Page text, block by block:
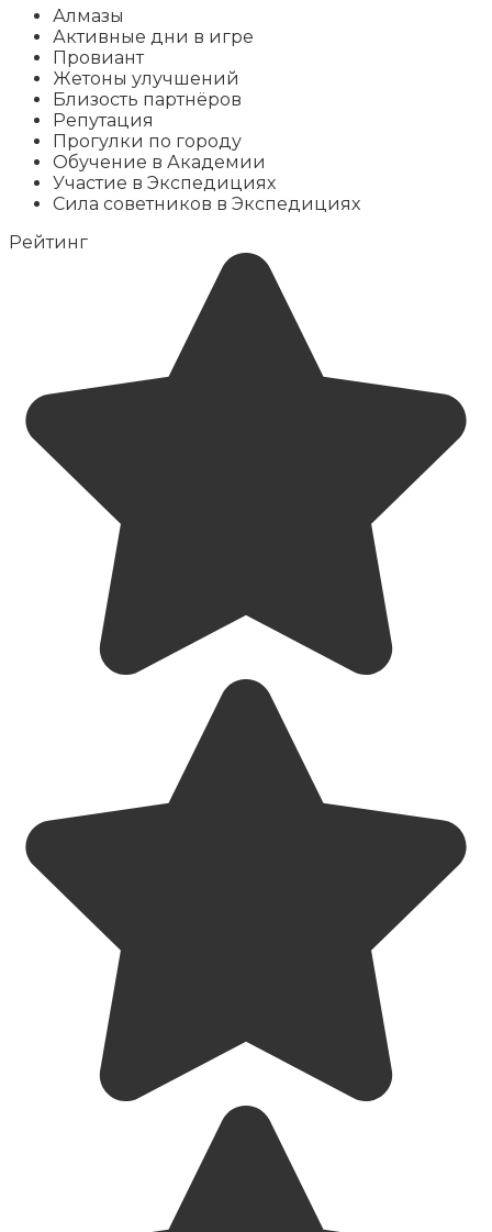
Алмазы
Активные дни в игре
Провиант
Жетоны улучшений
Близость партнёров
Репутация
Прогулки по городу
Обучение в Академии
Участие в Экспедициях
Сила советников в Экспедициях
Рейтинг